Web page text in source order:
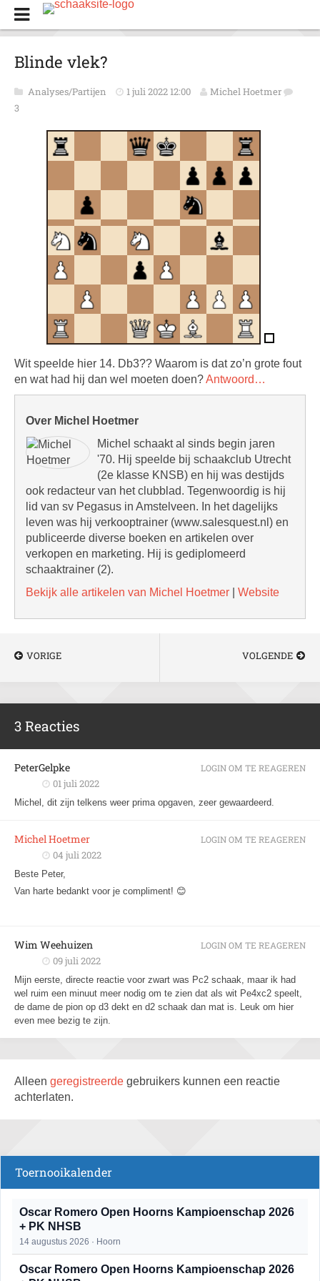
Blinde vlek?
Analyses/Partijen 1 juli 2022 12:00
Michel Hoetmer
3
Wit speelde hier 14. Db3?? Waarom is dat zo’n grote fout
en wat had hij dan wel moeten doen?Antwoord…
Over Michel Hoetmer
Michel schaakt al sinds begin jaren
'70. Hij speelde bij schaakclub Utrecht
(2e klasse KNSB) en hij was destijds
ook redacteur van het clubblad. Tegenwoordig is hij
lid van sv Pegasus in Amstelveen. In het dagelijks
leven was hij verkooptrainer (www.salesquest.nl) en
publiceerde diverse boeken en artikelen over
verkopen en marketing. Hij is gediplomeerd
schaaktrainer (2).
Bekijk alle artikelen van Michel Hoetmer
Website
VORIGE VOLGENDE
3 Reacties
PeterGelpke
01 juli 2022
Michel, dit zijn telkens weer prima opgaven, zeer gewaardeerd.
LOGIN OM TE REAGEREN
Michel Hoetmer
04 juli 2022
Beste Peter,
Van harte bedankt voor je compliment! 😊
LOGIN OM TE REAGEREN
Wim Weehuizen
09 juli 2022
Mijn eerste, directe reactie voor zwart was Pc2 schaak, maar ik had
wel ruim een minuut meer nodig om te zien dat als wit Pe4xc2 speelt,
de dame de pion op d3 dekt en d2 schaak dan mat is. Leuk om hier
even mee bezig te zijn.
LOGIN OM TE REAGEREN
Alleen geregistreerde gebruikers kunnen een reactie
achterlaten.
Toernooikalender
Oscar Romero Open Hoorns Kampioenschap 2026
+ PK NHSB
14 augustus 2026 · Hoorn
Oscar Romero Open Hoorns Kampioenschap 2026